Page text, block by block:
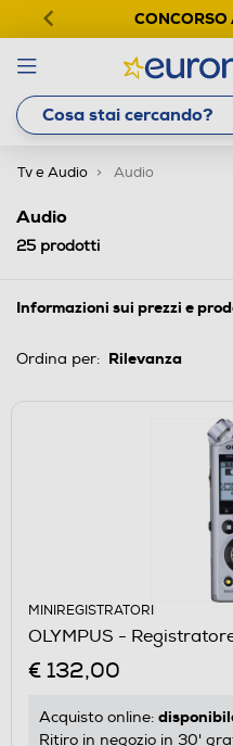
CONCORSO
Tv e Audio Audio
Audio
25 prodotti
Informazioni sui prezzi e
Ordina per:
MINIREGISTRATORI
OLYMPUS -
€ 132,00
Acquisto online:
Ritiro in negozio in 30'